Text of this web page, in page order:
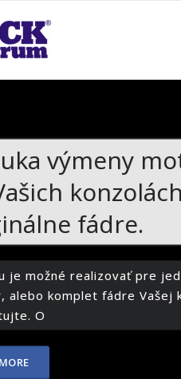
výmeny
fádre.
je možné realizovať pre
alebo komplet fádre Vašej
O